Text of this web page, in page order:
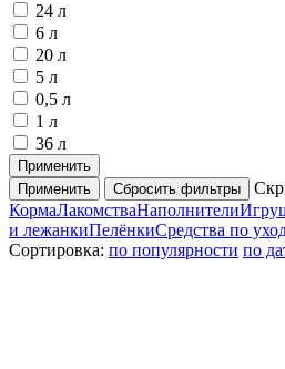
24 л
6 л
20 л
5 л
0,5 л
1 л
36 л
Применить
Применить
Сбросить фильтры
КормаЛакомстваНаполнители
и лежанкиПелёнкиСредства по
Сортировка: по популярности по